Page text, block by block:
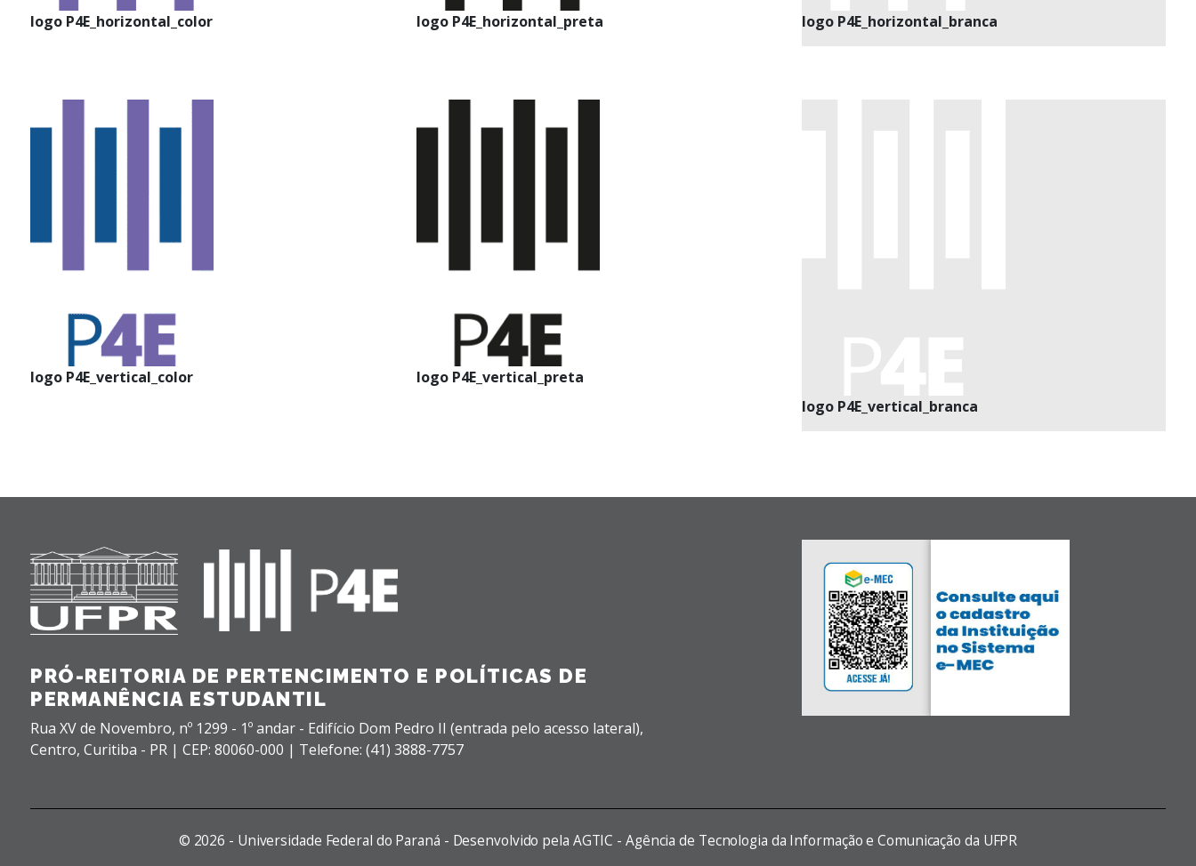
logo P4E_horizontal_color logo P4E_horizontal_preta logo P4E_horizontal_branca
logo P4E_vertical_color
logo P4E_vertical_preta
logo P4E_vertical_branca
PRÓ-REITORIA DE PERTENCIMENTO E POLÍTICAS DE
PERMANÊNCIA ESTUDANTIL
Rua XV de Novembro, nº 1299 - 1º andar - Edifício Dom Pedro II (entrada pelo acesso lateral),
Centro, Curitiba - PR | CEP: 80060-000 | Telefone: (41) 3888-7757
© 2026 - Universidade Federal do Paraná - Desenvolvido pela AGTIC - Agência de Tecnologia da Informação e Comunicação da UFPR